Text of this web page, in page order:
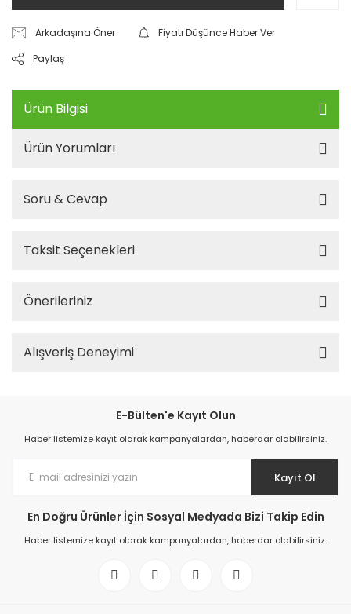
Arkadaşına Öner
Fiyatı Düşünce Haber Ver
Paylaş
Ürün Bilgisi
Ürün Yorumları
Soru & Cevap
Taksit Seçenekleri
Önerileriniz
Alışveriş Deneyimi
E-Bülten'e Kayıt Olun
Haber listemize kayıt olarak kampanyalardan, haberdar olabilirsiniz.
Kayıt Ol
En Doğru Ürünler İçin Sosyal Medyada Bizi Takip Edin
Haber listemize kayıt olarak kampanyalardan, haberdar olabilirsiniz.